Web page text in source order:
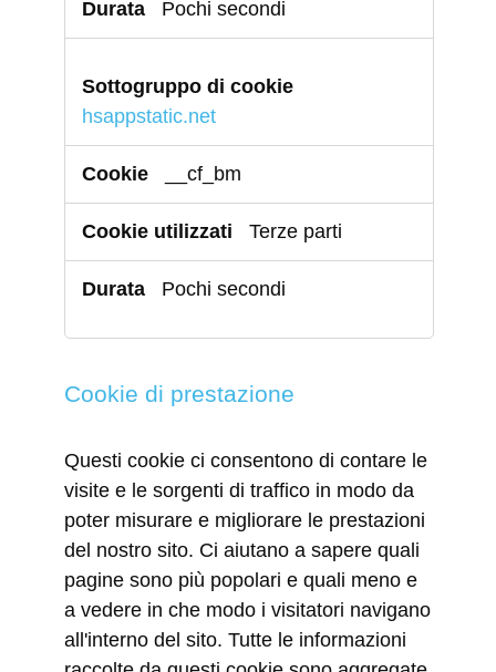
Pochi secondi
hsappstatic.net
__cf_bm
Terze parti
Pochi secondi
Cookie di prestazione
Questi cookie ci consentono di contare le
visite e le sorgenti di traffico in modo da
poter misurare e migliorare le prestazioni
del nostro sito. Ci aiutano a sapere quali
pagine sono più popolari e quali meno e
a vedere in che modo i visitatori navigano
all'interno del sito. Tutte le informazioni